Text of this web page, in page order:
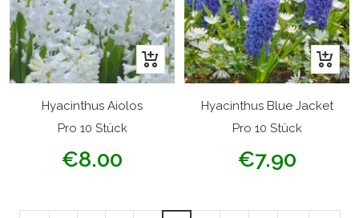
In
den
Warenkorb
Hyacinthus Aiolos
Pro 10 Stück
Angebotspreis
€8.00
In
den
Hyacinthus Blue Jacket
Pro 10 Stück
Angebotspreis
€7.90